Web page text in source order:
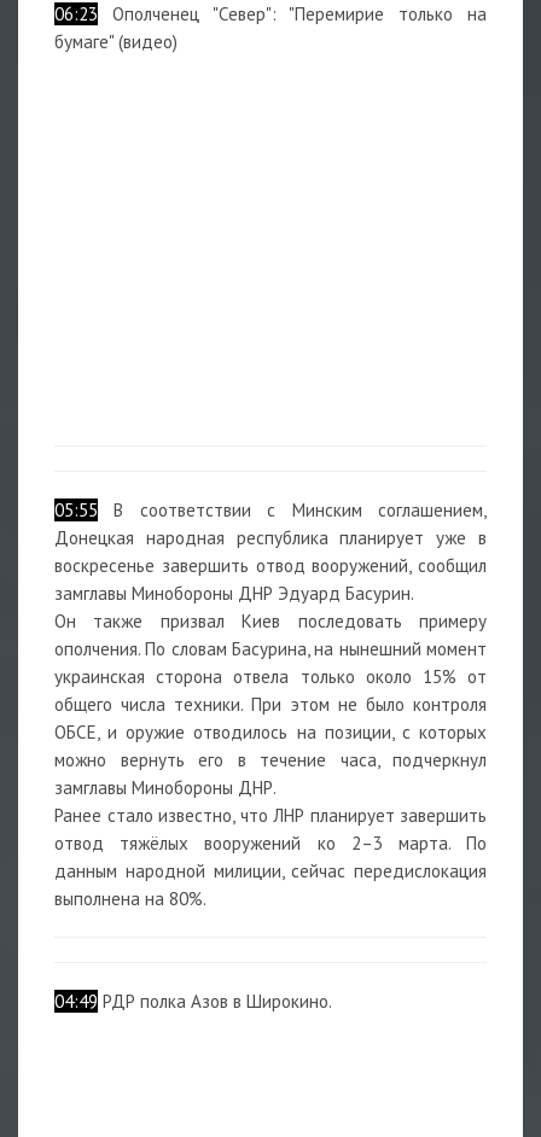
06:23 Ополченец "Север": "Перемирие только на
бумаге" (видео)
05:55 В соответствии с Минским соглашением,
Донецкая народная республика планирует уже в
воскресенье завершить отвод вооружений, сообщил
замглавы Минобороны ДНР Эдуард Басурин.
Он также призвал Киев последовать примеру
ополчения. По словам Басурина, на нынешний момент
украинская сторона отвела только около 15% от
общего числа техники. При этом не было контроля
ОБСЕ, и оружие отводилось на позиции, с которых
можно вернуть его в течение часа, подчеркнул
замглавы Минобороны ДНР.
Ранее стало известно, что ЛНР планирует завершить
отвод тяжёлых вооружений ко 2–3 марта. По
данным народной милиции, сейчас передислокация
выполнена на 80%.
04:49 РДР полка Азов в Широкино.